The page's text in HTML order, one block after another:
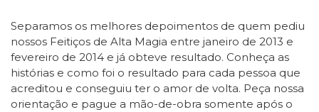
Separamos os melhores depoimentos de quem pediu
nossos Feitiços de Alta Magia entre janeiro de 2013 e
fevereiro de 2014 e já obteve resultado. Conheça as
histórias e como foi o resultado para cada pessoa que
acreditou e conseguiu ter o amor de volta. Peça nossa
orientação e pague a mão-de-obra somente após o